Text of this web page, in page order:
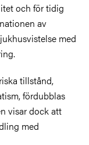
och för tidig
av
med
tillstånd,
fördubblas
visar dock att
med